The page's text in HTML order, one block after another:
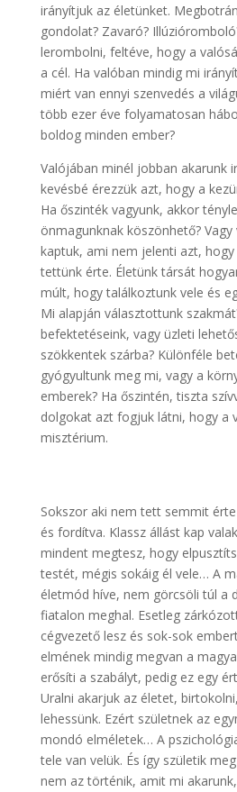
irányítjuk az életünket.
gondolat? Zavaró?
lerombolni, feltéve, hogy a
a cél. Ha valóban mindig mi
miért van ennyi szenvedés a
több ezer éve folyamatosan
boldog minden ember?
Valójában minél jobban akarunk
kevésbé érezzük azt, hogy a
Ha őszinték vagyunk, akkor
önmagunknak köszönhető?
kaptuk, ami nem jelenti azt,
tettünk érte. Életünk társát
múlt, hogy találkoztunk vele és
Mi alapján választottunk
befektetéseink, vagy üzleti
szökkentek szárba? Különféle
gyógyultunk meg mi, vagy a
emberek? Ha őszintén, tiszta
dolgokat azt fogjuk látni, hogy a
misztérium.
Sokszor aki nem tett semmit
és fordítva. Klassz állást kap
mindent megtesz, hogy
testét, mégis sokáig él vele… A
életmód híve, nem görcsöli túl a
fiatalon meghal. Esetleg
cégvezető lesz és sok-sok
elmének mindig megvan a
erősíti a szabályt, pedig ez egy
Uralni akarjuk az életet,
lehessünk. Ezért születnek az
mondó elméletek… A
tele van velük. És így születik
nem az történik, amit mi